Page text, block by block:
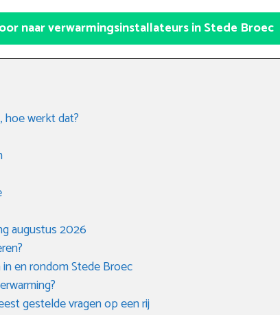
naar verwarmingsinstallateurs in Stede Broec
hoe werkt dat?
augustus 2026
en rondom Stede Broec
gestelde vragen op een rij